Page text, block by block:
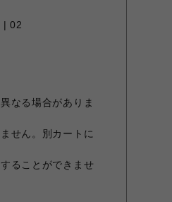
| 02
なる場合がありま
せん。別カートに
ることができませ